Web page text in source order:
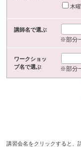
木
講師名で選ぶ
※部分
ワークショッ
プ名で選ぶ
※部分
講習会名をクリックすると、